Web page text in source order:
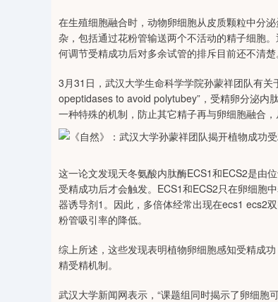
在生殖细胞融合时，动物卵细胞从皮质颗粒中分
杂，包括通过花粉管输送两个不活动的精子细胞
何调节受精成功后对多余试管的排斥目前还不清楚
3月31日，武汉大学生命科学学院孙蒙祥团队有
opeptidases to avoid polytubey”，受精卵分泌内
一种特殊的机制，防止其它精子再与卵细胞融合，
这一论文发现天冬氨酸内肽酶ECS1和ECS2是由
受精成功后才会触发。ECS1和ECS2只在卵细胞
器诱导剂1。因此，多倍体经常出现在ecs1 ecs2
粉管吸引率的降低。
综上所述，这些发现表明植物卵细胞感知受精成
精受精机制。
武汉大学新闻网表示，“课题组同时揭示了卵细胞